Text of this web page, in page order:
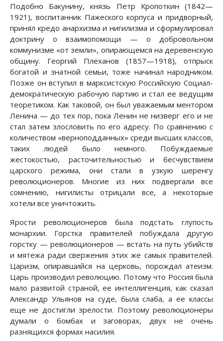
Подобно Бакунину, князь Петр Кропоткин (1842—
1921), воспитанник Пажеского корпуса и придворный,
принял кредо анархизма и нигилизма и сформулировал
доктрину о взаимопомощи — о добровольном
коммунизме «от земли», опирающемся на деревенскую
общину. Георгий Плеханов (1857—1918), отпрыск
богатой и знатной семьи, тоже начинал народником.
Позже он вступил в марксистскую Российскую Социал-
демократическую рабочую партию и стал ее ведущим
теоретиком. Как таковой, он был уважаемым ментором
Ленина — до тех пор, пока Ленин не низверг его и не
стал затем злословить по его адресу. По сравнению с
количеством «верноподданных» среди высших классов,
таких людей было немного. Побуждаемые
жестокостью, расточительностью и бесчувствием
царского режима, они стали в узкую шеренгу
революционеров. Многие из них подвергали все
сомнению, нигилисты отрицали все, а некоторые
хотели все уничтожить.
Ярости революционеров была подстать глупость
монархии. Горстка правителей побуждала другую
горстку — революционеров — встать на путь убийств
и мятежа ради свержения этих же самых правителей.
Царизм, опиравшийся на церковь, порождал атеизм.
Царь производил революцию. Потому что Россия была
мало развитой страной, ее интеллигенция, как сказал
Александр Ульянов на суде, была слаба, а ее классы
еще не достигли зрелости. Поэтому революционеры
думали о бомбах и заговорах, двух не очень
разнящихся формах насилия.